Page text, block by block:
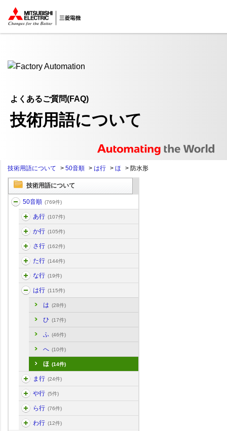
ここから本文
よくあるご質問(FAQ)
技術用語について
技術用語について > 50音順 > は行 > ほ > 防水形
技術用語について
50音順 (769件)
あ行 (107件)
か行 (105件)
さ行 (162件)
た行 (144件)
な行 (19件)
は行 (115件)
は (28件)
ひ (17件)
ふ (46件)
へ (10件)
ほ (14件)
ま行 (24件)
や行 (5件)
ら行 (76件)
わ行 (12件)